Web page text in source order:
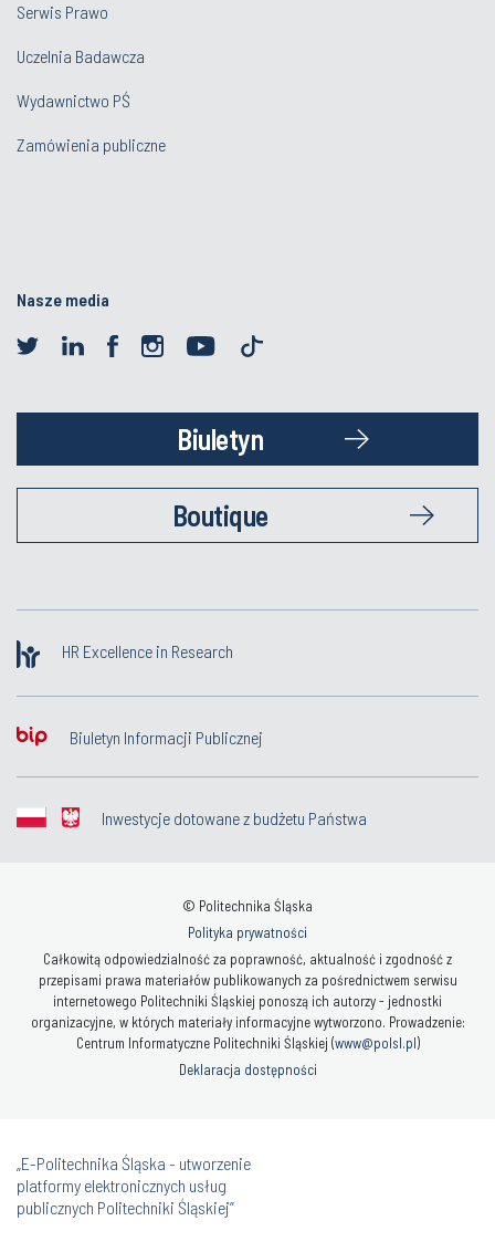
Serwis Prawo
Uczelnia Badawcza
Wydawnictwo PŚ
Zamówienia publiczne
Nasze media
Biuletyn
Boutique
HR Excellence in Research
Biuletyn Informacji Publicznej
Inwestycje dotowane z budżetu Państwa
© Politechnika Śląska
Polityka prywatności
Całkowitą odpowiedzialność za poprawność, aktualność i zgodność z
przepisami prawa materiałów publikowanych za pośrednictwem serwisu
internetowego Politechniki Śląskiej ponoszą ich autorzy - jednostki
organizacyjne, w których materiały informacyjne wytworzono. Prowadzenie:
Centrum Informatyczne Politechniki Śląskiej (www@polsl.pl)
Deklaracja dostępności
„E-Politechnika Śląska - utworzenie
platformy elektronicznych usług
publicznych Politechniki Śląskiej”